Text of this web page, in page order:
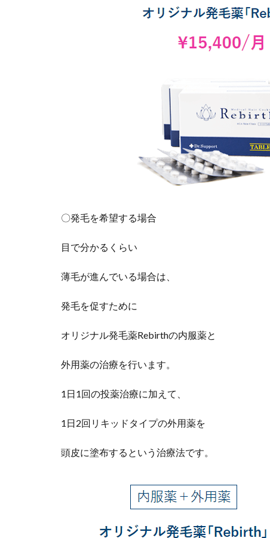
〇発毛を希望する場合
目で分かるくらい
薄毛が進んでいる場合は、
発毛を促すために
オリジナル発毛薬Rebirthの内服薬と
外用薬の治療を行います。
1日1回の投薬治療に加えて、
1日2回リキッドタイプの外用薬を
頭皮に塗布するという治療法です。